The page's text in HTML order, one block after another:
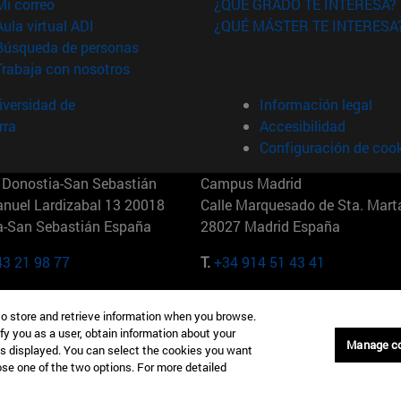
correo
virtual ADI (abre en nueva ventana)
de personas(abre en nueva ventana)
con nosotros(abre en nueva ventana)
¿QUÉ GRADO TE INTERESA?
¿QUÉ MÁSTER TE
de
Información legal
Accesibilidad
Configuración de
San Sebastián
Lardizabal 13 20018
San Sebastián España
21 98 77
Campus Madrid
Calle Marquesado de Sta.
28027 Madrid España
T.+34 914 51 43 41
St 10019-2201 Nueva York
346 8850
Maria-Theresia-Straße 15
Múnich Alemania
T.+49 89 24209790
store and retrieve information when you browse.
you as a user, obtain information about your
displayed. You can select the cookies you want
one of the two options. For more detailed
Manage